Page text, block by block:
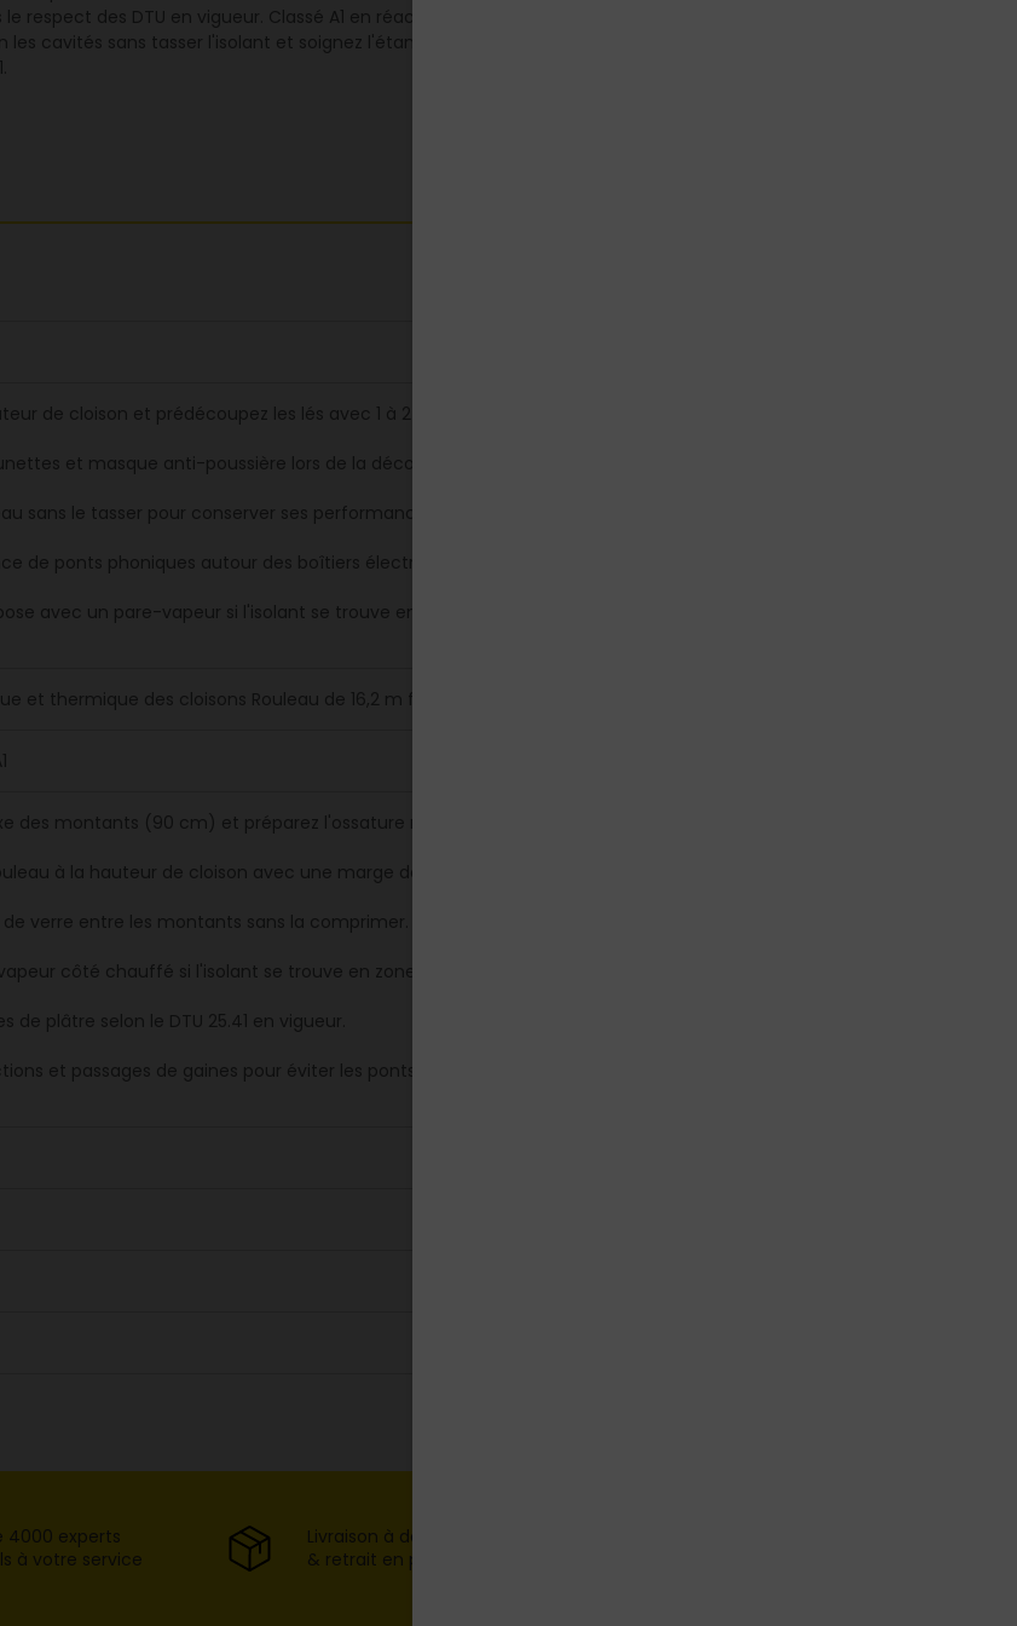
respect des DTU en vigueur. Classé A1 en réaction au feu, il convient à de nombreux projets résidentiels
cavités sans tasser l'isolant et soignez l'étanchéité à l'air avec des bandes, joints ou mastics adaptés.
de cloison et prédécoupez les lés avec 1 à 2 cm de marge pour un maintien serré entre les montants.
et masque anti-poussière lors de la découpe et de la pose de la laine de verre.
sans le tasser pour conserver ses performances acoustiques et thermiques.
de ponts phoniques autour des boîtiers électriques et des montants métalliques.
avec un pare-vapeur si l'isolant se trouve en zone humide.
et thermique des cloisons Rouleau de 16,2 m facile à poser Résistance thermique R 1,1
des montants (90 cm) et préparez l'ossature métallique.
à la hauteur de cloison avec une marge de 1 à 2 cm.
de verre entre les montants sans la comprimer.
côté chauffé si l'isolant se trouve en zone humide.
de plâtre selon le DTU 25.41 en vigueur.
et passages de gaines pour éviter les ponts phoniques.
4000 experts
à votre service
Livraison à domicile
& retrait en point de vente